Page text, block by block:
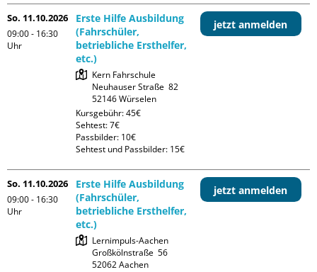
So. 11.10.2026
09:00 - 16:30
Uhr
Erste Hilfe Ausbildung
(Fahrschüler,
betriebliche Ersthelfer,
etc.)
Kern Fahrschule
Neuhauser Straße  82
Kursgebühr: 45€
Sehtest: 7€
Passbilder: 10€
Sehtest und Passbilder: 15€
jetzt anmelden
So. 11.10.2026
09:00 - 16:30
Uhr
Erste Hilfe Ausbildung
(Fahrschüler,
betriebliche Ersthelfer,
etc.)
Lernimpuls-Aachen
Großkölnstraße  56
jetzt anmelden